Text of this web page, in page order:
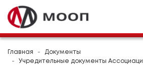
Главная
Документы
Учредительные документы